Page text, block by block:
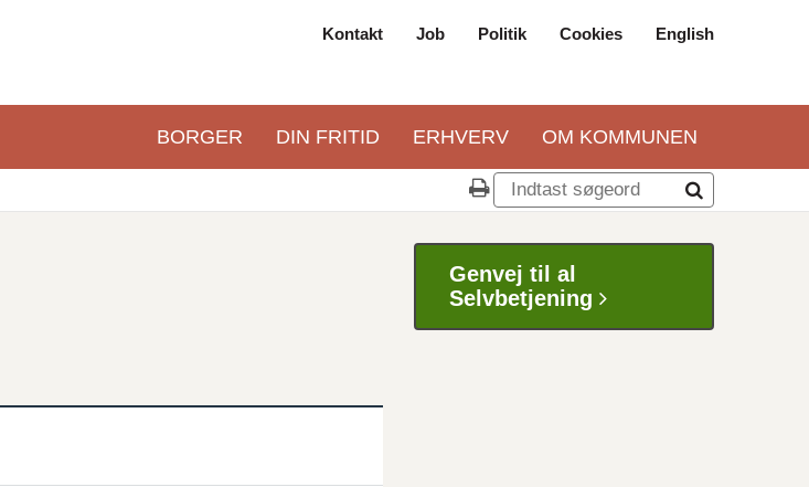
navigation
Kontakt Job Politik Cookies English
Primær
BORGER DIN FRITID ERHVERV OM KOMMUNEN
Genvej til al
Selvbetjening